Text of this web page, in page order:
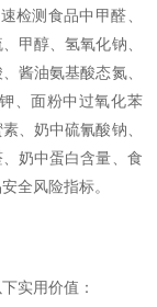
检测食品中甲醛、
甲醇、氢氧化钠、
酱油氨基酸态氮、
、面粉中过氧化苯
、奶中硫氰酸钠、
奶中蛋白含量、食
全风险指标。
实用价值：